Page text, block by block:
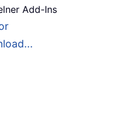
Add-Ins